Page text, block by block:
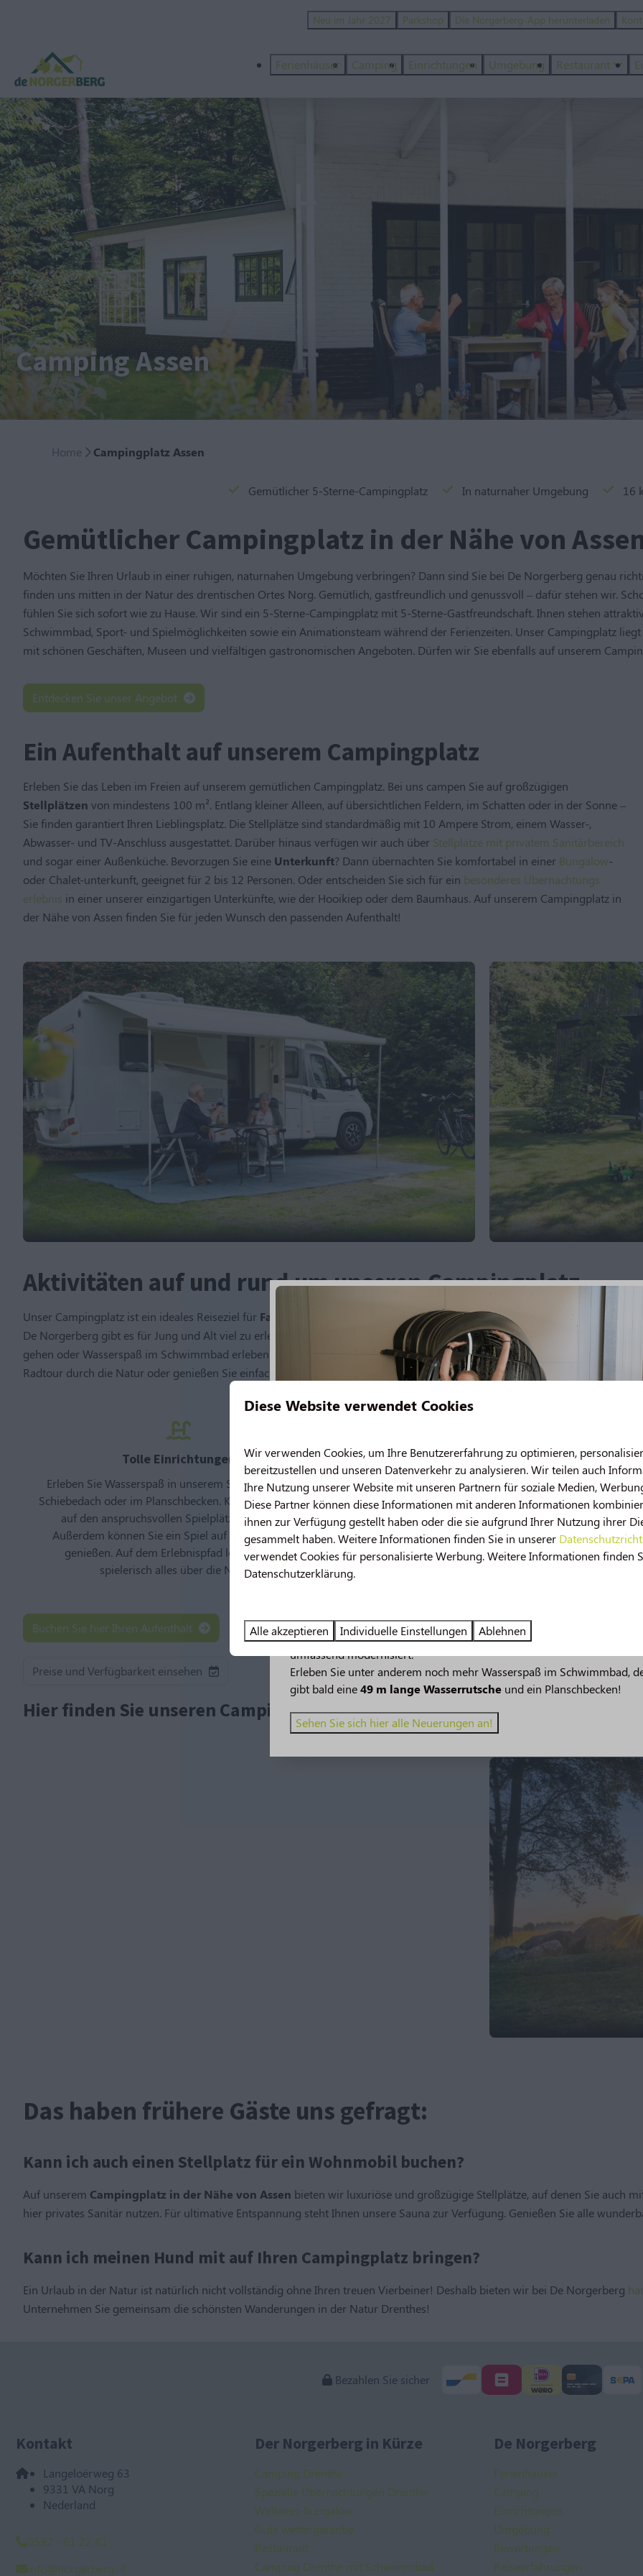
Neu im Jahr 2027 Parkshop Die Norgerberg-App herunterladen
Ferienhäuser Camping Einrichtungen Umgebung Restaurant
Camping Assen
Home Campingplatz Assen
Gemütlicher 5-Sterne-Campingplatz In naturnaher Umgebung 16
Gemütlicher Campingplatz in der Nähe von
Möchten Sie Ihren Urlaub in einer ruhigen, naturnahen Umgebung verbringen? Dann sind Sie bei De Norgerberg genau
finden uns mitten in der Natur des drentischen Ortes Norg. Gemütlich, gastfreundlich und genussvoll – dafür stehen wir.
fühlen Sie sich sofort wie zu Hause. Wir sind ein 5-Sterne-Campingplatz mit 5-Sterne-Gastfreundschaft. Ihnen stehen
Schwimmbad, Sport- und Spielmöglichkeiten sowie ein Animationsteam während der Ferienzeiten. Unser Campingplatz
mit schönen Geschäften, Museen und vielfältigen gastronomischen Angeboten. Dürfen wir Sie ebenfalls auf unserem
Entdecken Sie unser Angebot
Ein Aufenthalt auf unserem Campingplatz
Erleben Sie das Leben im Freien auf unserem gemütlichen Campingplatz. Bei uns campen Sie auf großzügigen
Stellplätzenvon mindestens 100 m². Entlang kleiner Alleen, auf übersichtlichen Feldern, im Schatten oder in der Sonne –
Sie finden garantiert Ihren Lieblingsplatz. Die Stellplätze sind standardmäßig mit 10 Ampere Strom, einem Wasser-,
Abwasser- und TV-Anschluss ausgestattet. Darüber hinaus verfügen wir auch über Stellplätze mit privatem Sanitärbereich
und sogar einer Außenküche. Bevorzugen Sie eine Unterkunft? Dann übernachten Sie komfortabel in einer Bungalow-
oder Chalet-unterkunft, geeignet für 2 bis 12 Personen. Oder entscheiden Sie sich für ein besonderes Übernachtungs
erlebnis in einer unserer einzigartigen Unterkünfte, wie der Hooikiep oder dem Baumhaus. Auf unserem Campingplatz in
der Nähe von Assen finden Sie für jeden Wunsch den passenden Aufenthalt!
Aktivitäten auf und rund um unseren Campingplatz
Unser Campingplatz ist ein ideales Reiseziel für Familien . Aber auch Gäste ab 50 Jahren sowie Naturliebhaber genießen
De Norgerberg gibt es für Jung und Alt viel zu erleben! Kinder können im Spielplatz klettern und toben, während der
gehen oder Wasserspaß im Schwimmbad erleben. Starten Sie entspannt in den Tag mit frisch gebackenen Brötchen aus
Radtour durch die Natur oder genießen Sie einfach völlige Entspannung. Besuchen Sie auch unbedingt die nahegelegene
Tolle Einrichtungen
Erleben Sie Wasserspaß in unserem Schwimmbad mit
Schiebedach oder im Planschbecken. Kinder können sich
auf den anspruchsvollen Spielplätzen austoben.
Außerdem können Sie ein Spiel auf dem Padelplatz
genießen. Auf dem Erlebnispfad lernen Kinder
spielerisch alles über die Natur.
Die Natur bewundern
Fochteloërveen, Noorscheveld, Leekstermeer und
Norgerholt – nur einige der wunderschönen
Naturschutzgebiete in der Umgebung! Entdecken Sie die
ruhigen Wälder, die weiten Heideflächen und natürlich
die berühmten Hünengräber Drenthes.
Buchen Sie hier Ihren Aufenthalt
Preise und Verfügbarkeit einsehen
Hier finden Sie unseren Campingplatz:
Das haben frühere Gäste uns gefragt:
Kann ich auch einen Stellplatz für ein Wohnmobil buchen?
Auf unserem Campingplatz in der Nähe von Assen bieten wir luxuriöse und großzügige Stellplätze, auf denen Sie auch
hier privates Sanitär nutzen. Für ultimative Entspannung steht Ihnen unsere Sauna zur Verfügung. Genießen Sie alle
Kann ich meinen Hund mit auf Ihren Campingplatz bringen?
Ein Urlaub in der Natur ist natürlich nicht vollständig ohne Ihren treuen Vierbeiner! Deshalb bieten wir bei De Norgerberg
Unternehmen Sie gemeinsam die schönsten Wanderungen in der Natur Drenthes!
Bezahlen Sie sicher
Kontakt
Langeloërweg 63
9331 VA Norg
Nederland
0592 - 61 22 81
info@norgerberg.nl
Der Norgerberg in Kürze
Camping Drenthe
Spezielle Übernachtungen Drenthe
Wellness-Bungalow
Gute wettergarantie
Restaurant
Camping Drenthe mit Schwimmbad
De Norgerberg
Ferienhauser
Camping
Einrichtungen
Umgebung
Bewertungen
Reiseerfahrungen
2026 verspricht noch mehr Urlaubsspaß! 🤩 Mehrere Einrichtungen
umfassend modernisiert.
Erleben Sie unter anderem noch mehr Wasserspaß im Schwimmbad,
gibt bald eine49 m lange Wasserrutsche und ein Planschbecken!
Sehen Sie sich hier alle Neuerungen an!
Diese Website verwendet Cookies
Wir verwenden Cookies, um Ihre Benutzererfahrung zu optimieren,
bereitzustellen und unseren Datenverkehr zu analysieren. Wir teilen auch
Ihre Nutzung unserer Website mit unseren Partnern für soziale Medien,
Diese Partner können diese Informationen mit anderen Informationen
ihnen zur Verfügung gestellt haben oder die sie aufgrund Ihrer Nutzung ihrer
gesammelt haben. Weitere Informationen finden Sie in unserer
verwendet Cookies für personalisierte Werbung. Weitere Informationen finden
Datenschutzerklärung.
Alle akzeptieren Individuelle Einstellungen Ablehnen